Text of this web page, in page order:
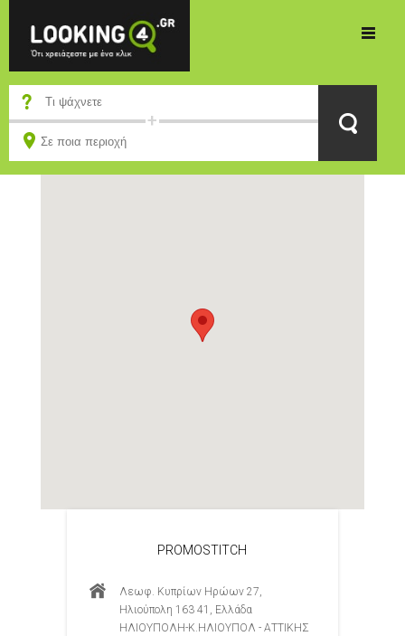
PROMOSTIΤCH
Λεωφ. Κυπρίων Ηρώων 27,
Ηλιούπολη 163 41, Ελλάδα
ΗΛΙΟΥΠΟΛΗ-Κ.ΗΛΙΟΥΠΟΛ - ΑΤΤΙΚΗΣ